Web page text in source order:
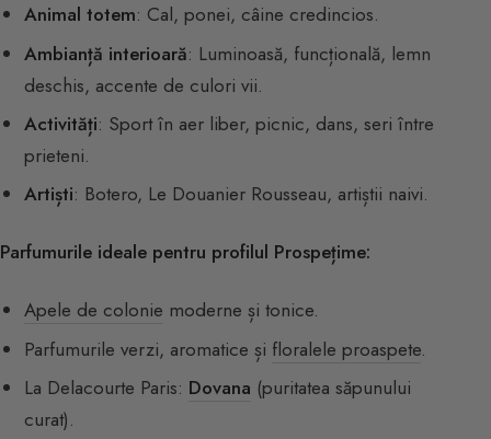
Animal totem: Cal, ponei, câine credincios.
Ambianță interioară: Luminoasă, funcțională, lemn
deschis, accente de culori vii.
Activități: Sport în aer liber, picnic, dans, seri între
prieteni.
Artiști: Botero, Le Douanier Rousseau, artiștii naivi.
Parfumurile ideale pentru profilul Prospețime:
Apele de colonie moderne și tonice.
Parfumurile verzi, aromatice și floralele proaspete.
La Delacourte Paris: Dovana (puritatea săpunului
curat).